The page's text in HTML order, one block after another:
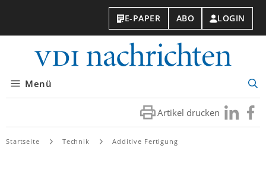
E-PAPER ABO LOGIN
Menü
Artikel drucken Besuchen
Sie
Sie
Startseite Technik Additive Fertigung